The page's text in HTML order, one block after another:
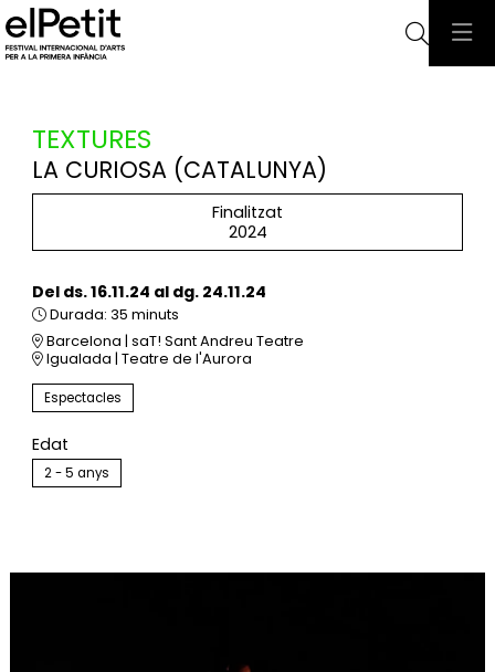
Cerca
TEXTURES
LA CURIOSA (CATALUNYA)
Finalitzat
2024
Del ds. 16.11.24 al dg. 24.11.24
Durada: 35 minuts
Barcelona | saT! Sant Andreu Teatre
Igualada | Teatre de l'Aurora
Espectacles
Edat
2 - 5 anys